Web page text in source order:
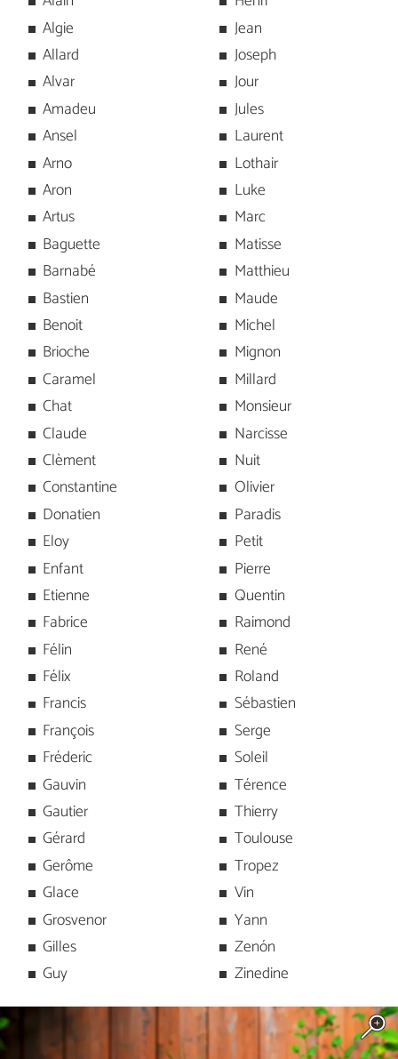
Algie
Allard
Alvar
Amadeu
Ansel
Arno
Aron
Artus
Baguette
Barnabé
Bastien
Benoit
Brioche
Caramel
Chat
Claude
Clèment
Constantine
Donatien
Eloy
Enfant
Etienne
Fabrice
Félin
Félix
Francis
François
Fréderic
Gauvin
Gautier
Gérard
Gerôme
Glace
Grosvenor
Gilles
Guy
Jean
Joseph
Jour
Jules
Laurent
Lothair
Luke
Marc
Matisse
Matthieu
Maude
Michel
Mignon
Millard
Monsieur
Narcisse
Nuit
Olivier
Paradis
Petit
Pierre
Quentin
Raimond
René
Roland
Sébastien
Serge
Soleil
Térence
Thierry
Toulouse
Tropez
Vin
Yann
Zenón
Zinedine